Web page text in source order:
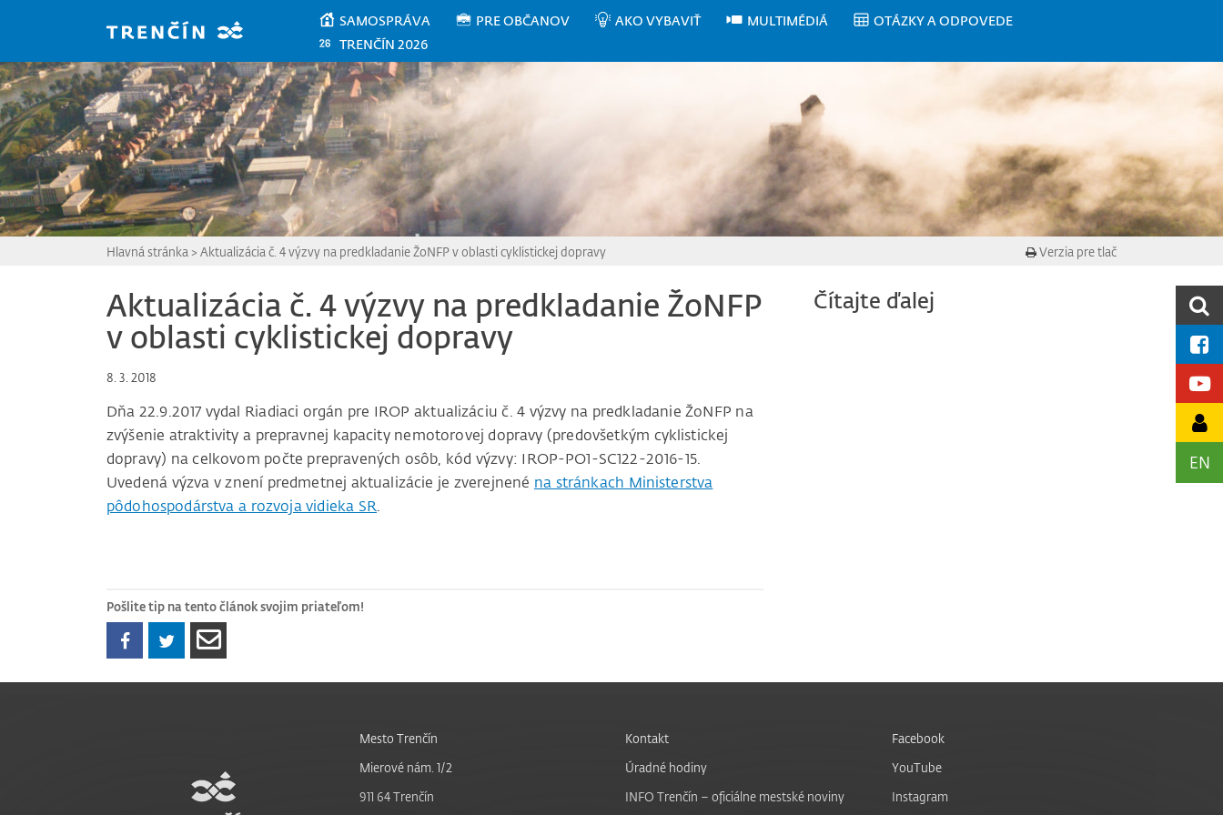
SAMOSPRÁVA PRE OBČANOV AKO VYBAVIŤ MULTIMÉDIÁ
OTÁZKY A ODPOVEDE
TRENČÍN 2026
EN
Hlavná stránka > Aktualizácia č. 4 výzvy na predkladanie ŽoNFP v oblasti cyklistickej dopravy Verzia pre tlač
Aktualizácia č. 4 výzvy na predkladanie ŽoNFP
v oblasti cyklistickej dopravy
8. 3. 2018
Dňa 22.9.2017 vydal Riadiaci orgán pre IROP aktualizáciu č. 4 výzvy na predkladanie ŽoNFP na
zvýšenie atraktivity a prepravnej kapacity nemotorovej dopravy (predovšetkým cyklistickej
dopravy) na celkovom počte prepravených osôb, kód výzvy: IROP-PO1-SC122-2016-15.
Uvedená výzva v znení predmetnej aktualizácie je zverejnené na stránkach Ministerstva
pôdohospodárstva a rozvoja vidieka SR.
Pošlite tip na tento článok svojim priateľom!
Čítajte ďalej
Mesto Trenčín
Mierové nám. 1/2
911 64 Trenčín
Kontakt
Úradné hodiny
INFO Trenčín – oficiálne mestské noviny
Facebook
YouTube
Instagram